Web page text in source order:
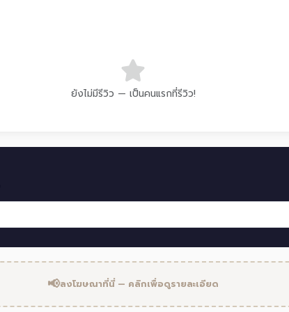
ยังไม่มีรีวิว — เป็นคนแรกที่รีวิว!
📢ลงโฆษณาที่นี่ — คลิกเพื่อดูรายละเอียด